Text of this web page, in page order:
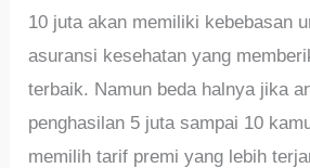
10 juta akan memiliki kebebasan
asuransi kesehatan yang
terbaik. Namun beda halnya jika
penghasilan 5 juta sampai 10
memilih tarif premi yang lebih